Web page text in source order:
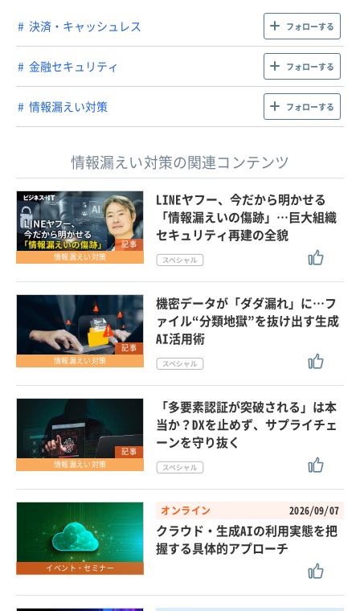
決済・キャッシュレス フォローする
金融セキュリティ フォローする
情報漏えい対策 フォローする
情報漏えい対策の関連コンテンツ
記事
情報漏えい対策
LINEヤフー、今だから明かせる
「情報漏えいの傷跡」…巨大組織
セキュリティ再建の全貌
記事
情報漏えい対策
機密データが「ダダ漏れ」に…フ
ァイル“分類地獄”を抜け出す生成
AI活用術
記事
情報漏えい対策
「多要素認証が突破される」は本
当か？DXを止めず、サプライチェ
ーンを守り抜く
イベント・セミナー
オンライン 2026/09/07
クラウド・生成AIの利用実態を把
握する具体的アプローチ